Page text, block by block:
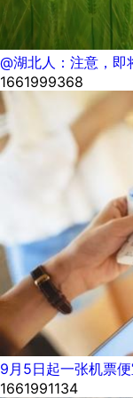
@湖北人：注意，即
1661999368
9月5日起一张机票
1661991134